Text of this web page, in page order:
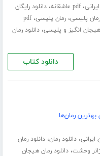
،pdf عاشقانه ،دانلود رایگان
رمان پلیسی،
رمان پلیسی، pdf
هیجان انگیز و پلیسی،دانلود رمان
دانلود کتاب
بهترین رمان‌ها
ایرانی،دانلود رمان،دانلود رمان
ژانر وحشت،دانلود رمان هیجان